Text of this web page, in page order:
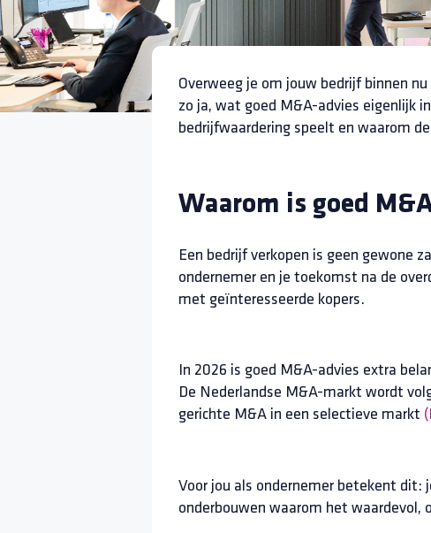
Overweeg je om jouw bedrijf binnen
zo ja, wat goed M&A-advies eigenlijk
bedrijfwaardering speelt en waarom
Waarom is goed
Een bedrijf verkopen is geen gewone
ondernemer en je toekomst na de
met geïnteresseerde kopers.
In 2026 is goed M&A-advies extra
De Nederlandse M&A-markt wordt
gerichte M&A in een selectieve markt
Voor jou als ondernemer betekent dit:
onderbouwen waarom het waardevol,